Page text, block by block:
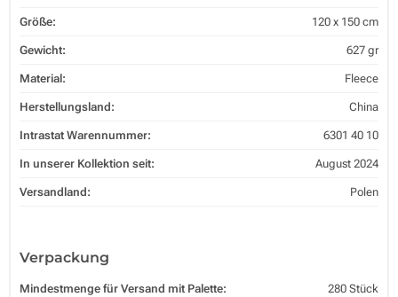
Größe: 120 x 150 cm
Gewicht: 627 gr
Material: Fleece
Herstellungsland: China
Intrastat Warennummer: 6301 40 10
In unserer Kollektion seit: August 2024
Versandland: Polen
Verpackung
Mindestmenge für Versand mit Palette: 280 Stück